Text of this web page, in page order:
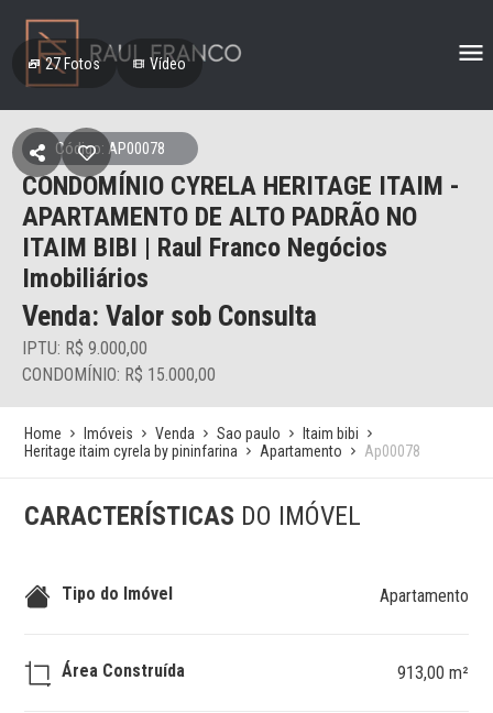
27Fotos Vídeo
Código: AP00078
CONDOMÍNIO CYRELA HERITAGE ITAIM -
APARTAMENTO DE ALTO PADRÃO NO
ITAIM BIBI | Raul Franco Negócios
Imobiliários
Venda: Valor sob Consulta
IPTU: R$ 9.000,00
CONDOMÍNIO: R$ 15.000,00
Home Imóveis Venda Sao paulo
Itaim bibi
Heritage itaim cyrela by pininfarina
Apartamento Ap00078
CARACTERÍSTICAS DO IMÓVEL
Tipo do Imóvel Apartamento
Área Construída 913,00 m²